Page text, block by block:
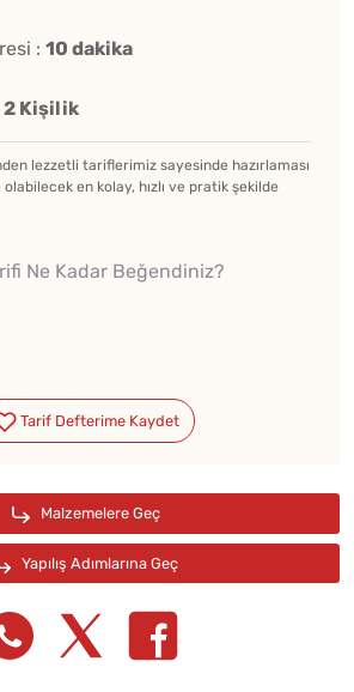
: 10 dakika
2 Kişilik
lezzetli tariflerimiz sayesinde hazırlaması
en kolay, hızlı ve pratik şekilde
Ne Kadar Beğendiniz?